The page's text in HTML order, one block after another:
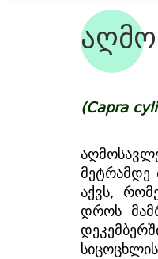
(Capra
მეტრამდე
აქვს,
დროს